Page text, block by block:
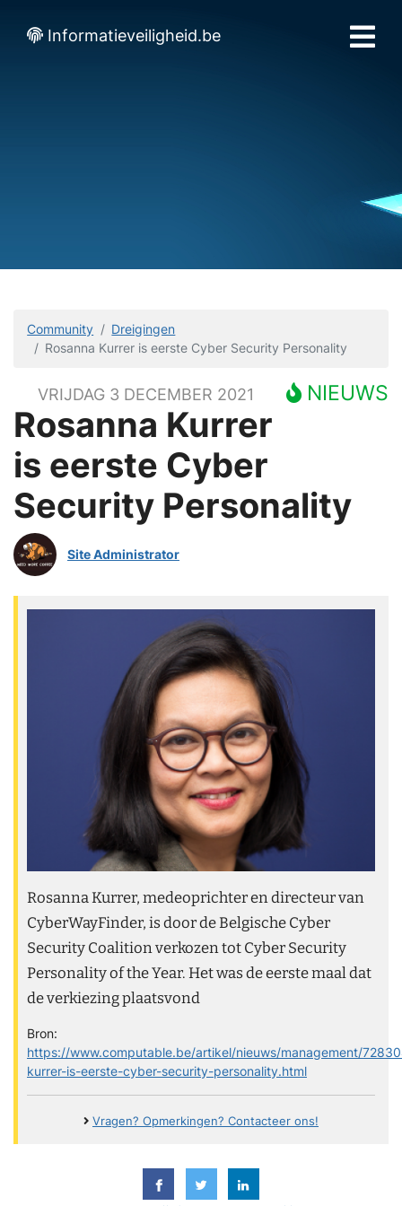
Informatieveiligheid.be
Community
Dreigingen
Rosanna Kurrer is eerste Cyber Security Personality
NIEUWS
VRIJDAG 3 DECEMBER 2021
Rosanna Kurrer
is eerste Cyber
Security Personality
Site Administrator
Rosanna Kurrer, medeoprichter en directeur van
CyberWayFinder, is door de Belgische Cyber
Security Coalition verkozen tot Cyber Security
Personality of the Year. Het was de eerste maal dat
de verkiezing plaatsvond
Bron:
https://www.computable.be/artikel/nieuws/management/
kurrer-is-eerste-cyber-security-personality.html
Vragen? Opmerkingen? Contacteer ons!